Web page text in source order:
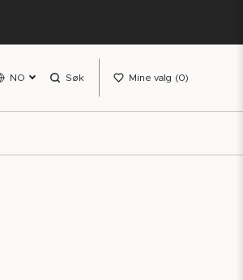
NO Søk Mine valg 0